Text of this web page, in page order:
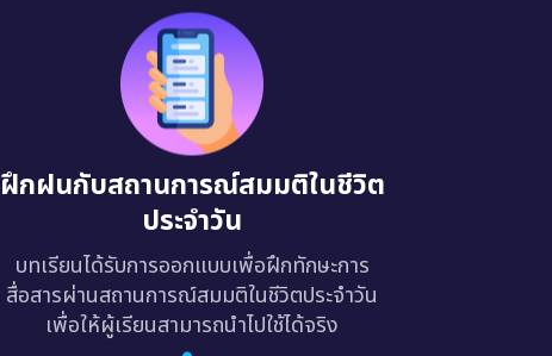
ฝึกฝนกับสถานการณ์สมมติในชีวิต
ประจำวัน
บทเรียนได้รับการออกแบบเพื่อฝึกทักษะการ
สื่อสารผ่านสถานการณ์สมมติในชีวิตประจำวัน
เพื่อให้ผู้เรียนสามารถนำไปใช้ได้จริง